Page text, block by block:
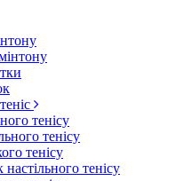
тенісу
тенісу
тенісу
тенісу